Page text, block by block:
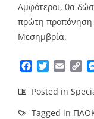
Αμφότεροι, θα
πρώτη προπόνηση
Μεσημβρία.
Facebook
TwitterEmail
Posted in
Tagged in